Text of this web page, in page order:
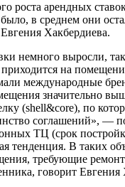
роста арендных
в среднем они
Хакбердиева.
немного выросли,
на
международные
значительно
(shell&core), по
соглашений», —
ТЦ (срок
тенденция. В таких
требующие
говорит Евгения